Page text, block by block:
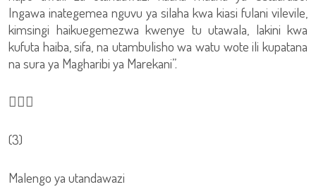
Ingawa inategemea nguvu ya silaha kwa kiasi fulani vilevile,
kimsingi haikuegemezwa kwenye tu utawala, lakini kwa
kufuta haiba, sifa, na utambulisho wa watu wote ili kupatana
na sura ya Magharibi ya Marekani”.

(3)
Malengo ya utandawazi